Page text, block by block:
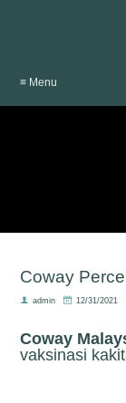
≡ Menu
Coway
admin 12/31/2021
Coway
vaksinasi